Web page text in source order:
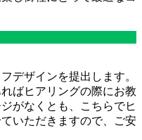
デザインを提出します。
ばヒアリングの際にお教
がなくとも、こちらでヒ
いただきますので、ご安